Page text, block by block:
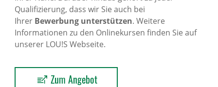
Qualifizierung, dass wir Sie auch bei
Ihrer Bewerbung unterstützen. Weitere
Informationen zu den Onlinekursen finden Sie auf
unserer LOU!S Webseite.
Zum Angebot